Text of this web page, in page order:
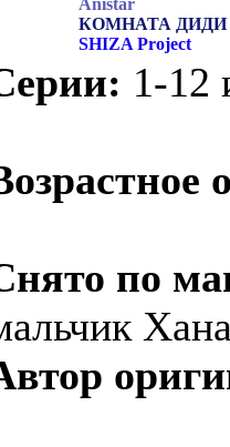
КОМНАТА ДИДИ
SHIZA Project
1-12
по